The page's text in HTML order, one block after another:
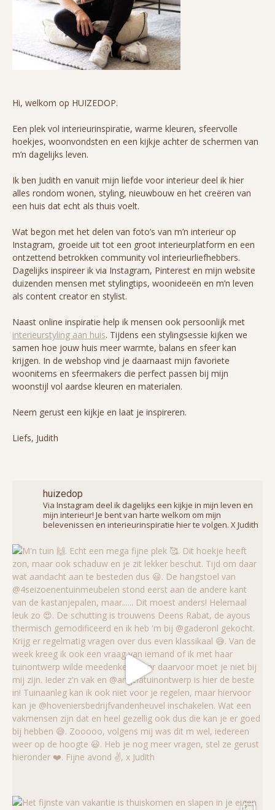
Hi, welkom op HUIZEDOP.
Een plek vol interieurinspiratie, warme kleuren, sfeervolle
hoekjes, woonvondsten en een kijkje achter de schermen van
m’n dagelijks leven.
Ik ben Judith en vanuit mijn liefde voor interieur deel ik hier
alles rondom wonen, styling, nieuwbouw en het creëren van
een huis dat echt als thuis voelt.
Wat begon met het delen van foto’s van m’n interieur op
Instagram, groeide uit tot een groot interieurplatform en een
ontzettend betrokken community vol interieurliefhebbers.
Dagelijks inspireer ik via Instagram, Pinterest en mijn website
duizenden mensen met stylingtips, woonideeën en m’n leven
als content creator en stylist.
Naast online inspiratie help ik mensen ook persoonlijk met
interieurstyling aan huis. Tijdens een stylingsessie kijken we
samen hoe jouw huis meer warmte, balans en sfeer kan
krijgen. In de webshop vind je daarnaast mijn favoriete
woonitems en sfeermakers die perfect passen bij mijn
woonstijl vol aardse kleuren en materialen.
Neem gerust een kijkje en laat je inspireren.
Liefs, Judith
huizedop
Via Instagram deel ik dagelijks een kijkje in mijn leven en
mijn interieur! Je bent van harte welkom om mijn
belevenissen en interieurinspiratie hier te volgen. X Judith